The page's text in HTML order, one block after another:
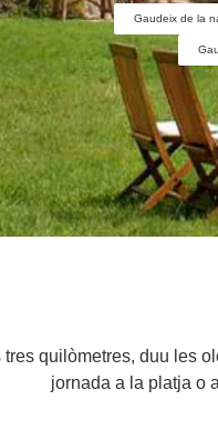
Gaudeix de la
quilòmetres, duu les
jornada a la platja o